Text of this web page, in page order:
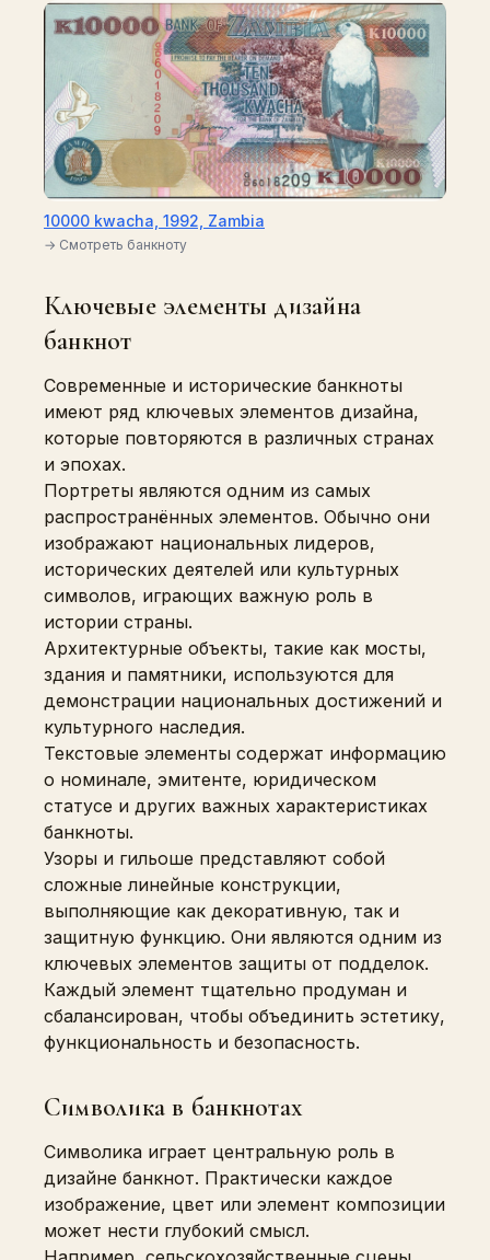
10000 kwacha, 1992, Zambia
→ Смотреть банкноту
Ключевые элементы дизайна
банкнот
Современные и исторические банкноты
имеют ряд ключевых элементов дизайна,
которые повторяются в различных странах
и эпохах.
Портреты являются одним из самых
распространённых элементов. Обычно они
изображают национальных лидеров,
исторических деятелей или культурных
символов, играющих важную роль в
истории страны.
Архитектурные объекты, такие как мосты,
здания и памятники, используются для
демонстрации национальных достижений и
культурного наследия.
Текстовые элементы содержат информацию
о номинале, эмитенте, юридическом
статусе и других важных характеристиках
банкноты.
Узоры и гильоше представляют собой
сложные линейные конструкции,
выполняющие как декоративную, так и
защитную функцию. Они являются одним из
ключевых элементов защиты от подделок.
Каждый элемент тщательно продуман и
сбалансирован, чтобы объединить эстетику,
функциональность и безопасность.
Символика в банкнотах
Символика играет центральную роль в
дизайне банкнот. Практически каждое
изображение, цвет или элемент композиции
может нести глубокий смысл.